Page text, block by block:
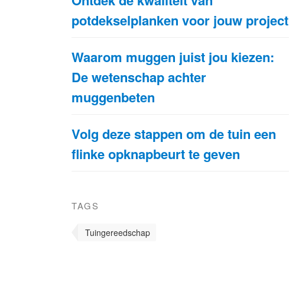
potdekselplanken voor jouw project
Waarom muggen juist jou kiezen:
De wetenschap achter
muggenbeten
Volg deze stappen om de tuin een
flinke opknapbeurt te geven
TAGS
Tuingereedschap